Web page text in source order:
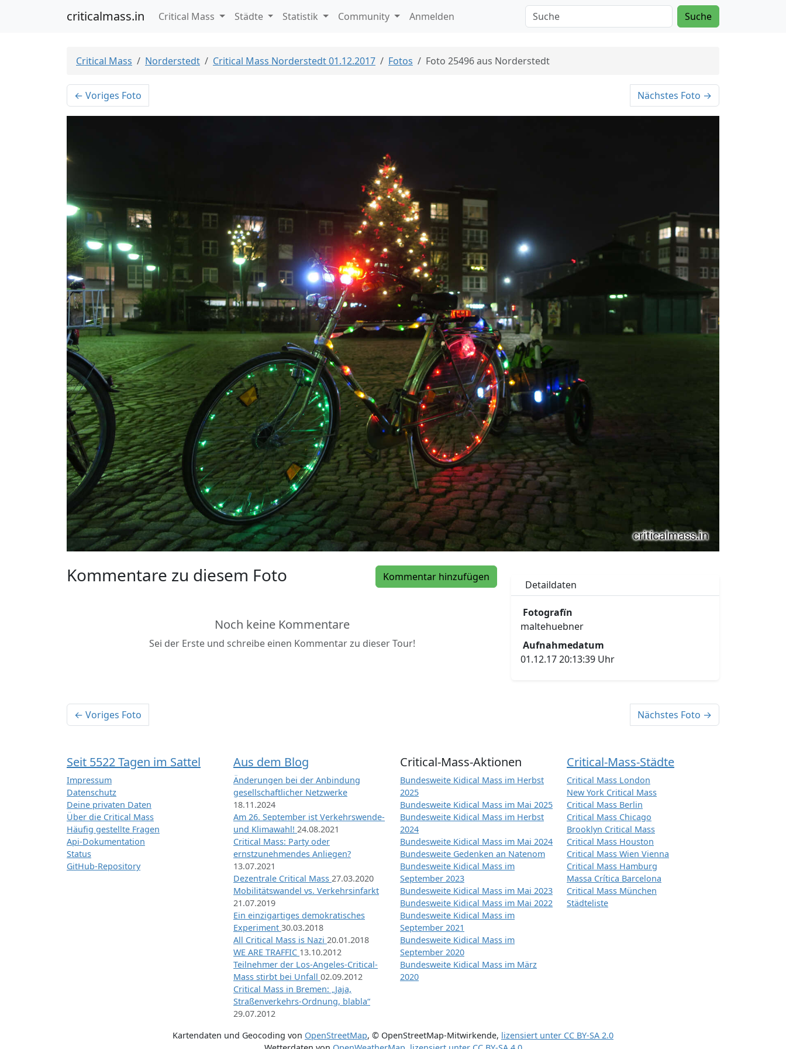
criticalmass.in Critical Mass Städte Statistik Community Anmelden Suche
Critical Mass Norderstedt Critical Mass Norderstedt 01.12.2017 Fotos Foto 25496 aus Norderstedt
← Voriges Foto Nächstes Foto →
Kommentar hinzufügen
Kommentare zu diesem Foto
Noch keine Kommentare
Sei der Erste und schreibe einen Kommentar zu dieser Tour!
Detaildaten
Fotografïn
maltehuebner
Aufnahmedatum
01.12.17 20:13:39 Uhr
← Voriges Foto Nächstes Foto →
Seit 5522 Tagen im Sattel
Impressum
Datenschutz
Deine privaten Daten
Über die Critical Mass
Häufig gestellte Fragen
Api-Dokumentation
Status
GitHub-Repository
Aus dem Blog
Änderungen bei der Anbindung
gesellschaftlicher Netzwerke
18.11.2024
Am 26. September ist Verkehrswende-
und Klimawahl! 24.08.2021
Critical Mass: Party oder
ernstzunehmendes Anliegen?
13.07.2021
Dezentrale Critical Mass 27.03.2020
Mobilitätswandel vs. Verkehrsinfarkt
21.07.2019
Ein einzigartiges demokratisches
Experiment 30.03.2018
All Critical Mass is Nazi 20.01.2018
WE ARE TRAFFIC 13.10.2012
Teilnehmer der Los-Angeles-Critical-
Mass stirbt bei Unfall 02.09.2012
Critical Mass in Bremen: „Jaja,
Straßenverkehrs-Ordnung, blabla“
29.07.2012
Critical-Mass-Aktionen
Bundesweite Kidical Mass im Herbst
2025
Bundesweite Kidical Mass im Mai 2025
Bundesweite Kidical Mass im Herbst
2024
Bundesweite Kidical Mass im Mai 2024
Bundesweite Gedenken an Natenom
Bundesweite Kidical Mass im
September 2023
Bundesweite Kidical Mass im Mai 2023
Bundesweite Kidical Mass im Mai 2022
Bundesweite Kidical Mass im
September 2021
Bundesweite Kidical Mass im
September 2020
Bundesweite Kidical Mass im März
2020
Critical-Mass-Städte
Critical Mass London
New York Critical Mass
Critical Mass Berlin
Critical Mass Chicago
Brooklyn Critical Mass
Critical Mass Houston
Critical Mass Wien Vienna
Critical Mass Hamburg
Massa Crítica Barcelona
Critical Mass München
Städteliste
Kartendaten und Geocoding von OpenStreetMap, © OpenStreetMap-Mitwirkende, lizensiert unter CC BY-SA 2.0